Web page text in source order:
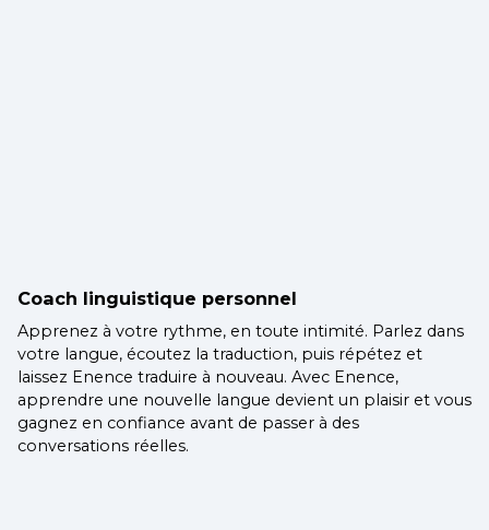
Coach linguistique personnel
Apprenez à votre rythme, en toute intimité. Parlez dans
votre langue, écoutez la traduction, puis répétez et
laissez Enence traduire à nouveau. Avec Enence,
apprendre une nouvelle langue devient un plaisir et vous
gagnez en confiance avant de passer à des
conversations réelles.